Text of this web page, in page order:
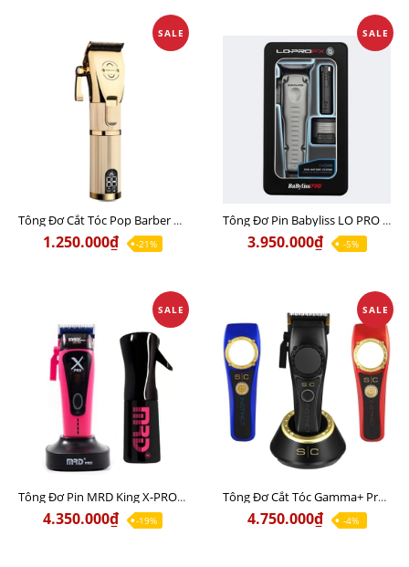
SALE
Tông Đơ Cắt Tóc Pop Barber P800 Chuyên hớt lược, pin lâu 4H
1.250.000₫ -21%
SALE
Tông Đơ Pin Babyliss LO PRO FX ONE Chính Hãng USA
3.950.000₫ -5%
SALE
Tông Đơ Pin MRD King X-PRO Metal Edition HC-999C Động Cơ Từ Tính Mạnh Nhất
4.350.000₫ -19%
SALE
Tông Đơ Cắt Tóc Gamma+ Pro SC Instinct Động cơ từ tính cao cấp Italia
4.750.000₫ -4%